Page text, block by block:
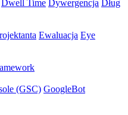
Dwell Time Dywergencja
Dług
Ewaluacja Eye
(GSC) GoogleBot